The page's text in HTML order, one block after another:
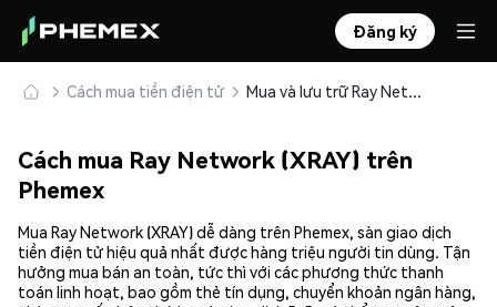
Đăng ký
Cách mua tiền điện tử Mua và lưu trữ Ray Network (XRAY) an toàn
Cách mua Ray Network (XRAY) trên
Phemex
Mua Ray Network (XRAY) dễ dàng trên Phemex, sàn giao dịch
tiền điện tử hiệu quả nhất được hàng triệu người tin dùng. Tận
hưởng mua bán an toàn, tức thì với các phương thức thanh
toán linh hoạt, bao gồm thẻ tín dụng, chuyển khoản ngân hàng,